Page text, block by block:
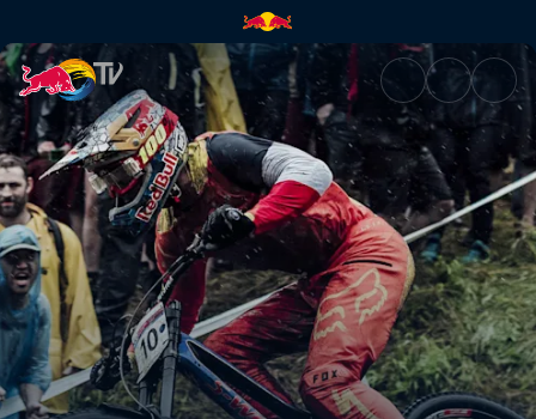
Clásicos de la Copa del